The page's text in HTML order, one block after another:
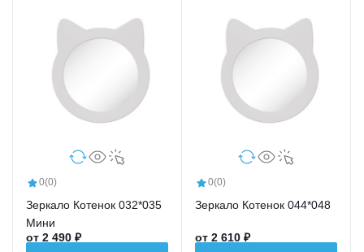
0(0)
Зеркало Котенок 032*035
Мини
от 2 490 ₽
0(0)
Зеркало Котенок 044*048
от 2 610 ₽